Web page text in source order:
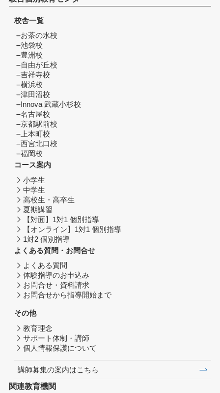
校舎一覧
お茶の水校
池袋校
豊洲校
自由が丘校
吉祥寺校
横浜校
津田沼校
Innova 武蔵小杉校
名古屋校
京都駅前校
上本町校
西宮北口校
福岡校
コース案内
小学生
中学生
高校生・高卒生
夏期講習
【対面】1対1 個別指導
【オンライン】1対1 個別指導
1対2 個別指導
よくある質問・お問合せ
よくある質問
体験指導のお申込み
お問合せ・資料請求
お問合せから指導開始まで
その他
教育理念
サポート体制・講師
個人情報保護について
講師募集の案内はこちら
関連教育機関